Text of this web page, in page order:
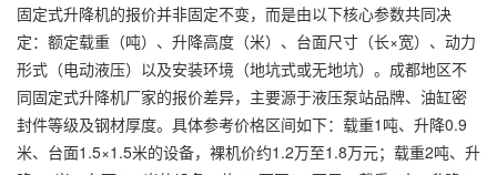
固定式升降机的报价并非固定不变，而是由以下核心参数共同决
定：额定载重（吨）、升降高度（米）、台面尺寸（长×宽）、动力
形式（电动液压）以及安装环境（地坑式或无地坑）。成都地区不
同固定式升降机厂家的报价差异，主要源于液压泵站品牌、油缸密
封件等级及钢材厚度。具体参考价格区间如下：载重1吨、升降0.9
米、台面1.5×1.5米的设备，裸机价约1.2万至1.8万元；载重2吨、升